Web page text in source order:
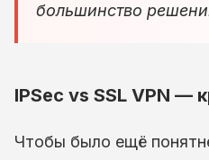
большинство
IPSec vs SSL VPN —
Чтобы было ещё